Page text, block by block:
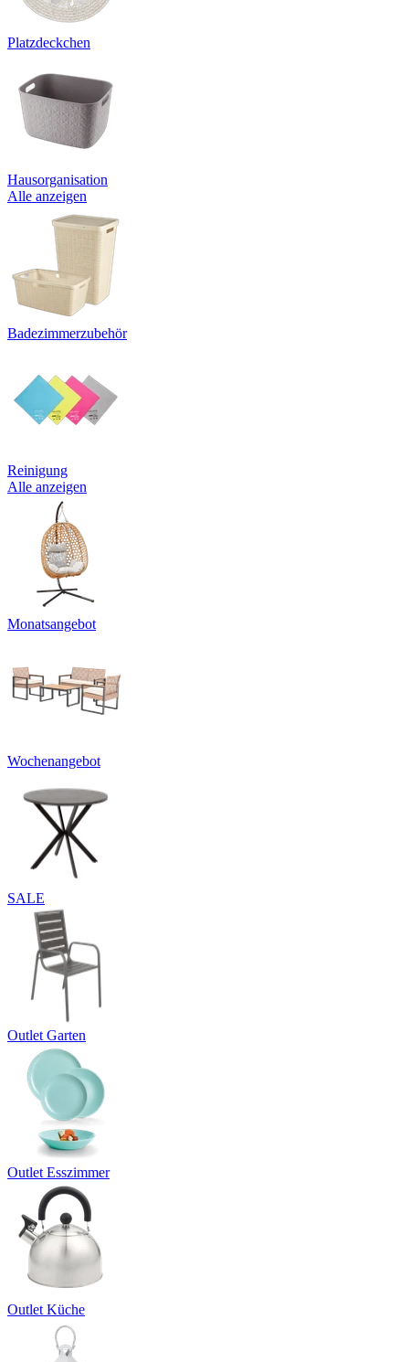
Platzdeckchen
Hausorganisation
Alle anzeigen
Badezimmerzubehör
Reinigung
Alle anzeigen
Monatsangebot
Wochenangebot
SALE
Outlet Garten
Outlet Esszimmer
Outlet Küche